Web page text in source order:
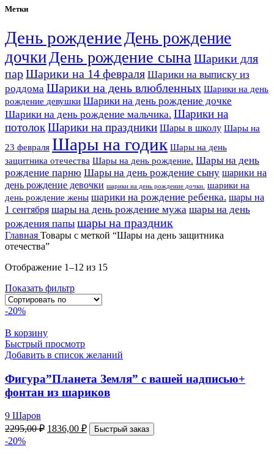
Метки
День рождение День рождение
дочкиДень рождение сынаШарики для
парШарики на 14 февраля Шарики на выписку из
роддома Шарики на день влюбленных Шарики на день
рождение девушки Шарики на день рождение дочке
Шарики на день рождение мальчика. Шарики на
потолокШарики на праздники Шары в школу Шары на
23 февраля Шары на годик Шары на день
защитника отечества Шары на день рождение. Шары на день
рождение парню Шары на день рождение сыну шарики на
день рождение девочки шарики на день рождение дочки.
шарики на
день рождение жены шарики на рождение ребенка. шары на
1 сентября шары на день рождение мужа шары на день
рождения папы шары на праздник
Главная Товары с меткой “Шары на день защитника
отечества”
Отображение 1–12 из 15
Показать фильтр
-20%
В корзину
Быстрый просмотр
Добавить в список желаний
Фигура”Планета Земля” с вашей надписью+
фонтан из шариков
9 Шаров
2295,00₽ 1836,00 ₽ Быстрый заказ
-20%